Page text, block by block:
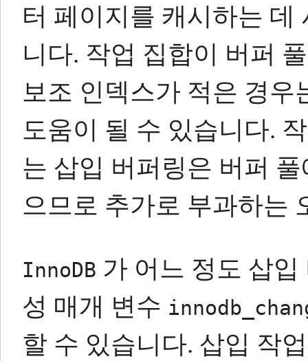
터 페이지를 캐시하는 데
니다. 작업 집합이 버퍼
보조 인덱스가 적은 경
도움이 될 수 있습니다.
는 삽입 버퍼링은 버퍼
으므로 추가로 부과하는
InnoDB 가 어느 정도 삽
성 매개 변수
할 수 있습니다. 삽입 작